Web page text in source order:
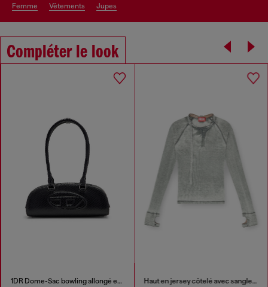
femme vêtements jupes
Compléter le look
1DR Dome-Sac bowling allongé en cuir effet serpent Haut en jersey côtelé avec sangle de cou style biker